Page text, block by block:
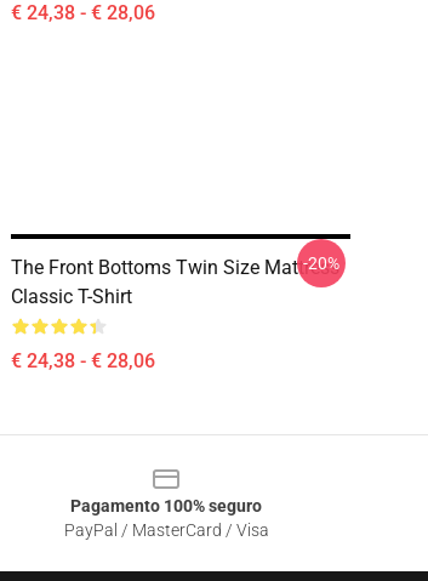
€ 24,38 - € 28,06
The Front Bottoms Twin Size Mattress
Classic T-Shirt
€ 24,38 - € 28,06
-20%
Pagamento 100% seguro
PayPal / MasterCard / Visa